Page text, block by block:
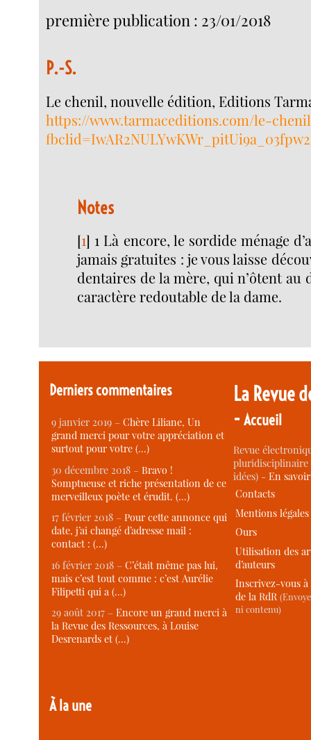
première publication : 23/01/2018
P.-S.
Le chenil, nouvelle édition, Editions
https://www.tarmaceditions.com/le-
Notes
[1] 1 Là encore, le sordide ménage
jamais gratuites : je vous laisse
dentaires de la mère, qui n’ôtent au
caractère redoutable de la dame.
Derniers commentaires
9 janvier 2019 –Chère Liliane, Un
grand merci pour votre appréciation et
surtout pour votre (…)
30 décembre 2018 –Bravo !
Somptueuse et riche présentation de ce
merveilleux poète et érudit. (…)
17 février 2018 –Pour cette annonce qui
date, j’ai changé d’adresse mail :
contact : (…)
16 février 2018 –C’était même pas lui,
mais c’est tout comme : c’est Aurélie
Filipetti qui a (…)
29 août 2017 –Encore un grand merci à
la Revue des Ressources, à Louise
Desrenards et (…)
À la une
La Revue
-Accueil
Revue
idées) -En
Contacts
Mentions légales
Ours
Utilisation des
d’auteurs
Inscrivez-vous
de la RdR
ni contenu)